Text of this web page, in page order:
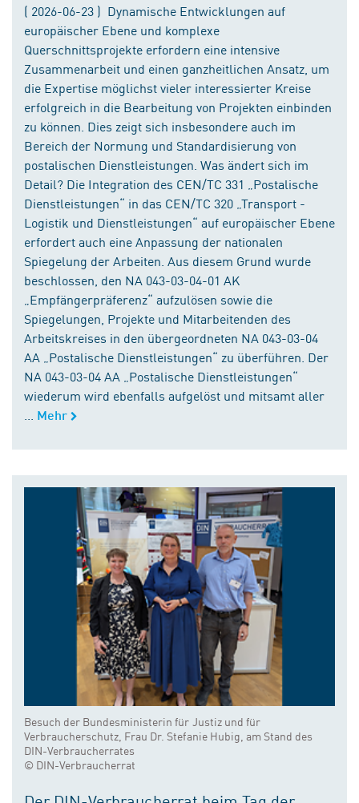
( 2026-06-23 ) Dynamische Entwicklungen auf
europäischer Ebene und komplexe
Querschnittsprojekte erfordern eine intensive
Zusammenarbeit und einen ganzheitlichen Ansatz, um
die Expertise möglichst vieler interessierter Kreise
erfolgreich in die Bearbeitung von Projekten einbinden
zu können. Dies zeigt sich insbesondere auch im
Bereich der Normung und Standardisierung von
postalischen Dienstleistungen. Was ändert sich im
Detail? Die Integration des CEN/TC 331 „Postalische
Dienstleistungen“ in das CEN/TC 320 „Transport -
Logistik und Dienstleistungen“ auf europäischer Ebene
erfordert auch eine Anpassung der nationalen
Spiegelung der Arbeiten. Aus diesem Grund wurde
beschlossen, den NA 043-03-04-01 AK
„Empfängerpräferenz“ aufzulösen sowie die
Spiegelungen, Projekte und Mitarbeitenden des
Arbeitskreises in den übergeordneten NA 043-03-04
AA „Postalische Dienstleistungen“ zu überführen. Der
NA 043-03-04 AA „Postalische Dienstleistungen“
wiederum wird ebenfalls aufgelöst und mitsamt aller
Mehr
Besuch der Bundesministerin für Justiz und für
Verbraucherschutz, Frau Dr. Stefanie Hubig, am Stand des
DIN-Verbraucherrates
© DIN-Verbraucherrat